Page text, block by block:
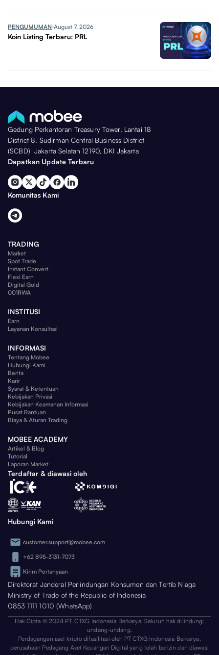
PENGUMUMAN August 7, 2026
Koin Listing Terbaru: PRL
Gedung Perkantoran Treasury Tower, Lantai 18
District 8, Sudirman Central Business District
(SCBD) Jakarta Selatan 12190, DKI Jakarta
Dapatkan Update Terbaru
Komunitas Kami
TRADING
Market
Spot Trade
Instant Convert
Flexi Earn
Digital Gold
001RWA
INSTITUSI
Earn
Layanan Konsultasi
INFORMASI
Tentang Mobee
Hubungi Kami
Berita
Karir
Syarat & Ketentuan
Kebijakan Privasi
Kebijakan Keamanan Informasi
Pusat Bantuan
Biaya & Aturan Trading
MOBEE ACADEMY
Artikel & Blog
Tutorial
Laporan Market
Terdaftar & diawasi oleh
Hubungi Kami
customer.support@mobee.com
+62 895-3131-7073
Kirim Pertanyaan
Direktorat Jenderal Perlindungan Konsumen dan Tertib Niaga
Ministry of Trade of the Republic of Indonesia
0853 1111 1010 (WhatsApp)
Hak Cipta © 2024 PT. CTXG Indonesia Berkarya. Seluruh hak dilindungi
undang-undang.
Perdagangan aset kripto difasilitasi oleh PT CTXG Indonesia Berkarya,
perusahaan Pedagang Aset Keuangan Digital yang telah berizin dan diawasi